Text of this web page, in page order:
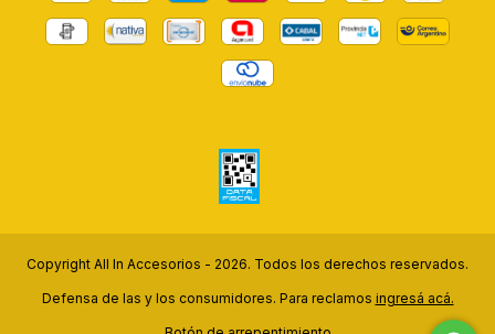
Copyright All In Accesorios - 2026. Todos los derechos reservados.
Defensa de las y los consumidores. Para reclamos ingresá acá.